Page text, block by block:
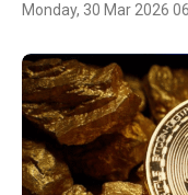
Monday, 30 Mar 2026